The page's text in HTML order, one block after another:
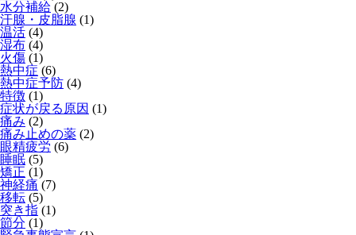
水分補給 (2)
汗腺・皮脂腺 (1)
温活 (4)
湿布 (4)
火傷 (1)
熱中症 (6)
熱中症予防 (4)
特徴 (1)
症状が戻る原因 (1)
痛み (2)
痛み止めの薬 (2)
眼精疲労 (6)
睡眠 (5)
矯正 (1)
神経痛 (7)
移転 (5)
突き指 (1)
節分 (1)